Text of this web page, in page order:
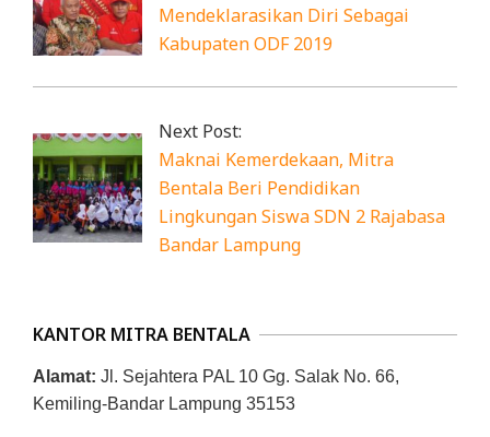
Mendeklarasikan Diri Sebagai
Kabupaten ODF 2019
Next Post:
Maknai Kemerdekaan, Mitra
Bentala Beri Pendidikan
Lingkungan Siswa SDN 2 Rajabasa
Bandar Lampung
KANTOR MITRA BENTALA
Alamat: Jl. Sejahtera PAL 10 Gg. Salak No. 66,
Kemiling-Bandar Lampung 35153